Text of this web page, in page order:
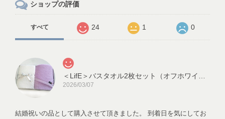
ショップの評価
すべて 24 1 0
2026/03/07
結婚祝いの品として購入させて頂きました。 到着日を気にしてお